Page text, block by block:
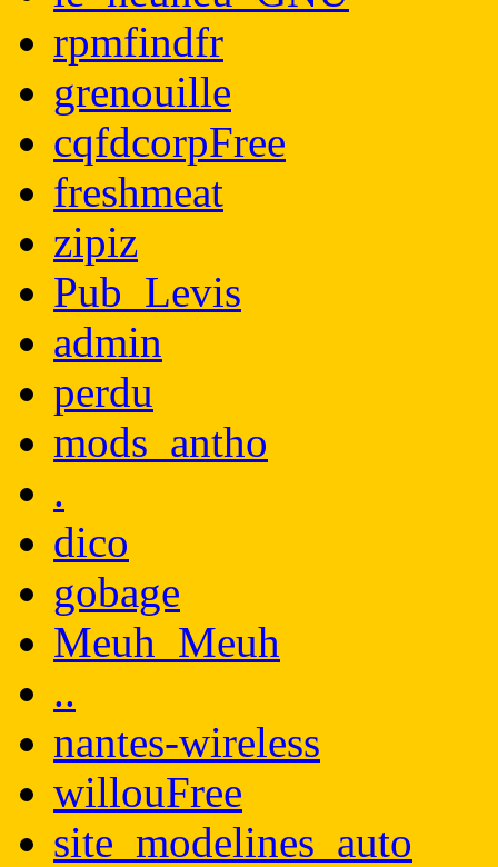
rpmfindfr
grenouille
cqfdcorpFree
freshmeat
zipiz
Pub_Levis
admin
perdu
mods_antho
.
dico
gobage
Meuh_Meuh
..
nantes-wireless
willouFree
site_modelines_auto